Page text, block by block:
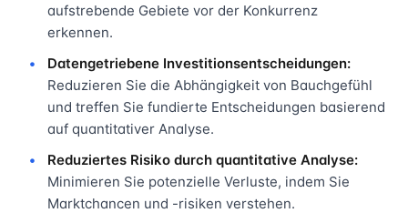
aufstrebende Gebiete vor der Konkurrenz
erkennen.
Datengetriebene Investitionsentscheidungen:
Reduzieren Sie die Abhängigkeit von Bauchgefühl
und treffen Sie fundierte Entscheidungen basierend
auf quantitativer Analyse.
Reduziertes Risiko durch quantitative Analyse:
Minimieren Sie potenzielle Verluste, indem Sie
Marktchancen und -risiken verstehen.